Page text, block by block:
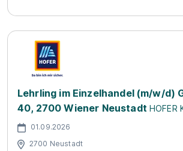
Lehrling im Einzelhandel (m/w/d)
40, 2700 Wiener Neustadt HOFER
01.09.2026
2700 Neustadt